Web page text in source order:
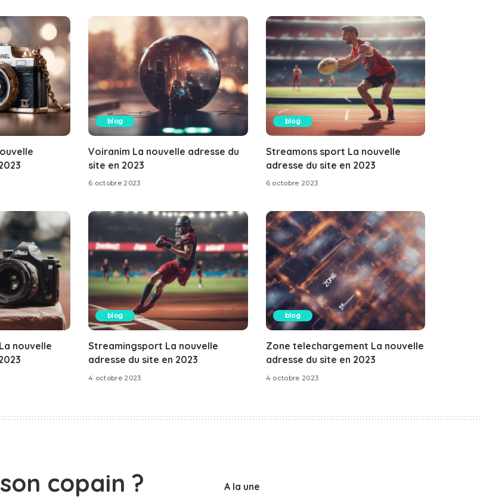
blog
Voiranim La nouvelle adresse du
site en 2023
6 octobre 2023
blog
Streamons sport La nouvelle
adresse du site en 2023
6 octobre 2023
nouvelle
blog
Streamingsport La nouvelle
adresse du site en 2023
4 octobre 2023
blog
Zone telechargement La nouvelle
adresse du site en 2023
4 octobre 2023
copain ? A la une